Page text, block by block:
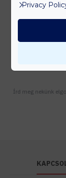
Írd meg nekünk
Privacy